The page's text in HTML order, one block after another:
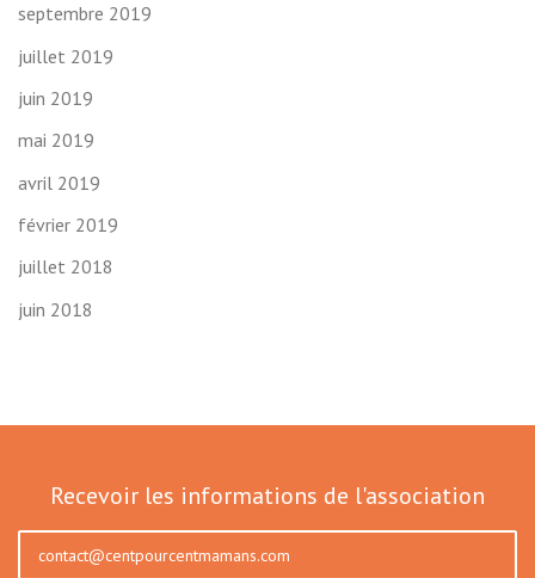
septembre 2019
juillet 2019
juin 2019
mai 2019
avril 2019
février 2019
juillet 2018
juin 2018
Recevoir les informations de l'association